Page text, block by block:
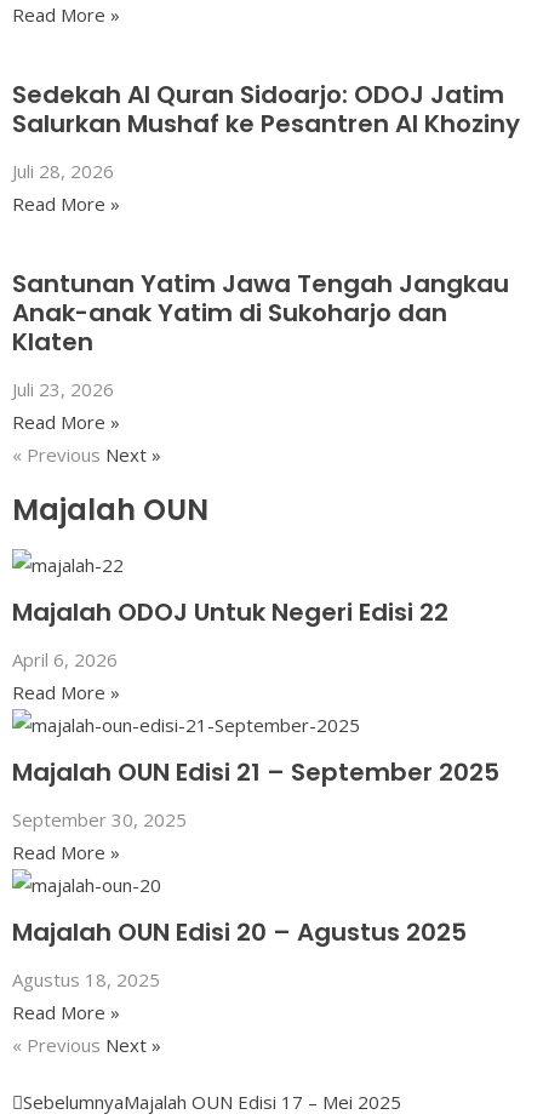
Read More »
Sedekah Al Quran Sidoarjo: ODOJ Jatim
Salurkan Mushaf ke Pesantren Al Khoziny
Juli 28, 2026
Read More »
Santunan Yatim Jawa Tengah Jangkau
Anak-anak Yatim di Sukoharjo dan
Klaten
Juli 23, 2026
Read More »
« Previous Next »
Majalah OUN
Majalah ODOJ Untuk Negeri Edisi 22
April 6, 2026
Read More »
Majalah OUN Edisi 21 – September 2025
September 30, 2025
Read More »
Majalah OUN Edisi 20 – Agustus 2025
Agustus 18, 2025
Read More »
« Previous Next »
SebelumnyaMajalah OUN Edisi 17 – Mei 2025